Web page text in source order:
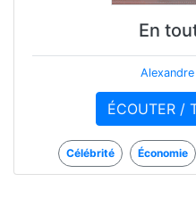
En
ÉCOUTER /
Célébrité Économie